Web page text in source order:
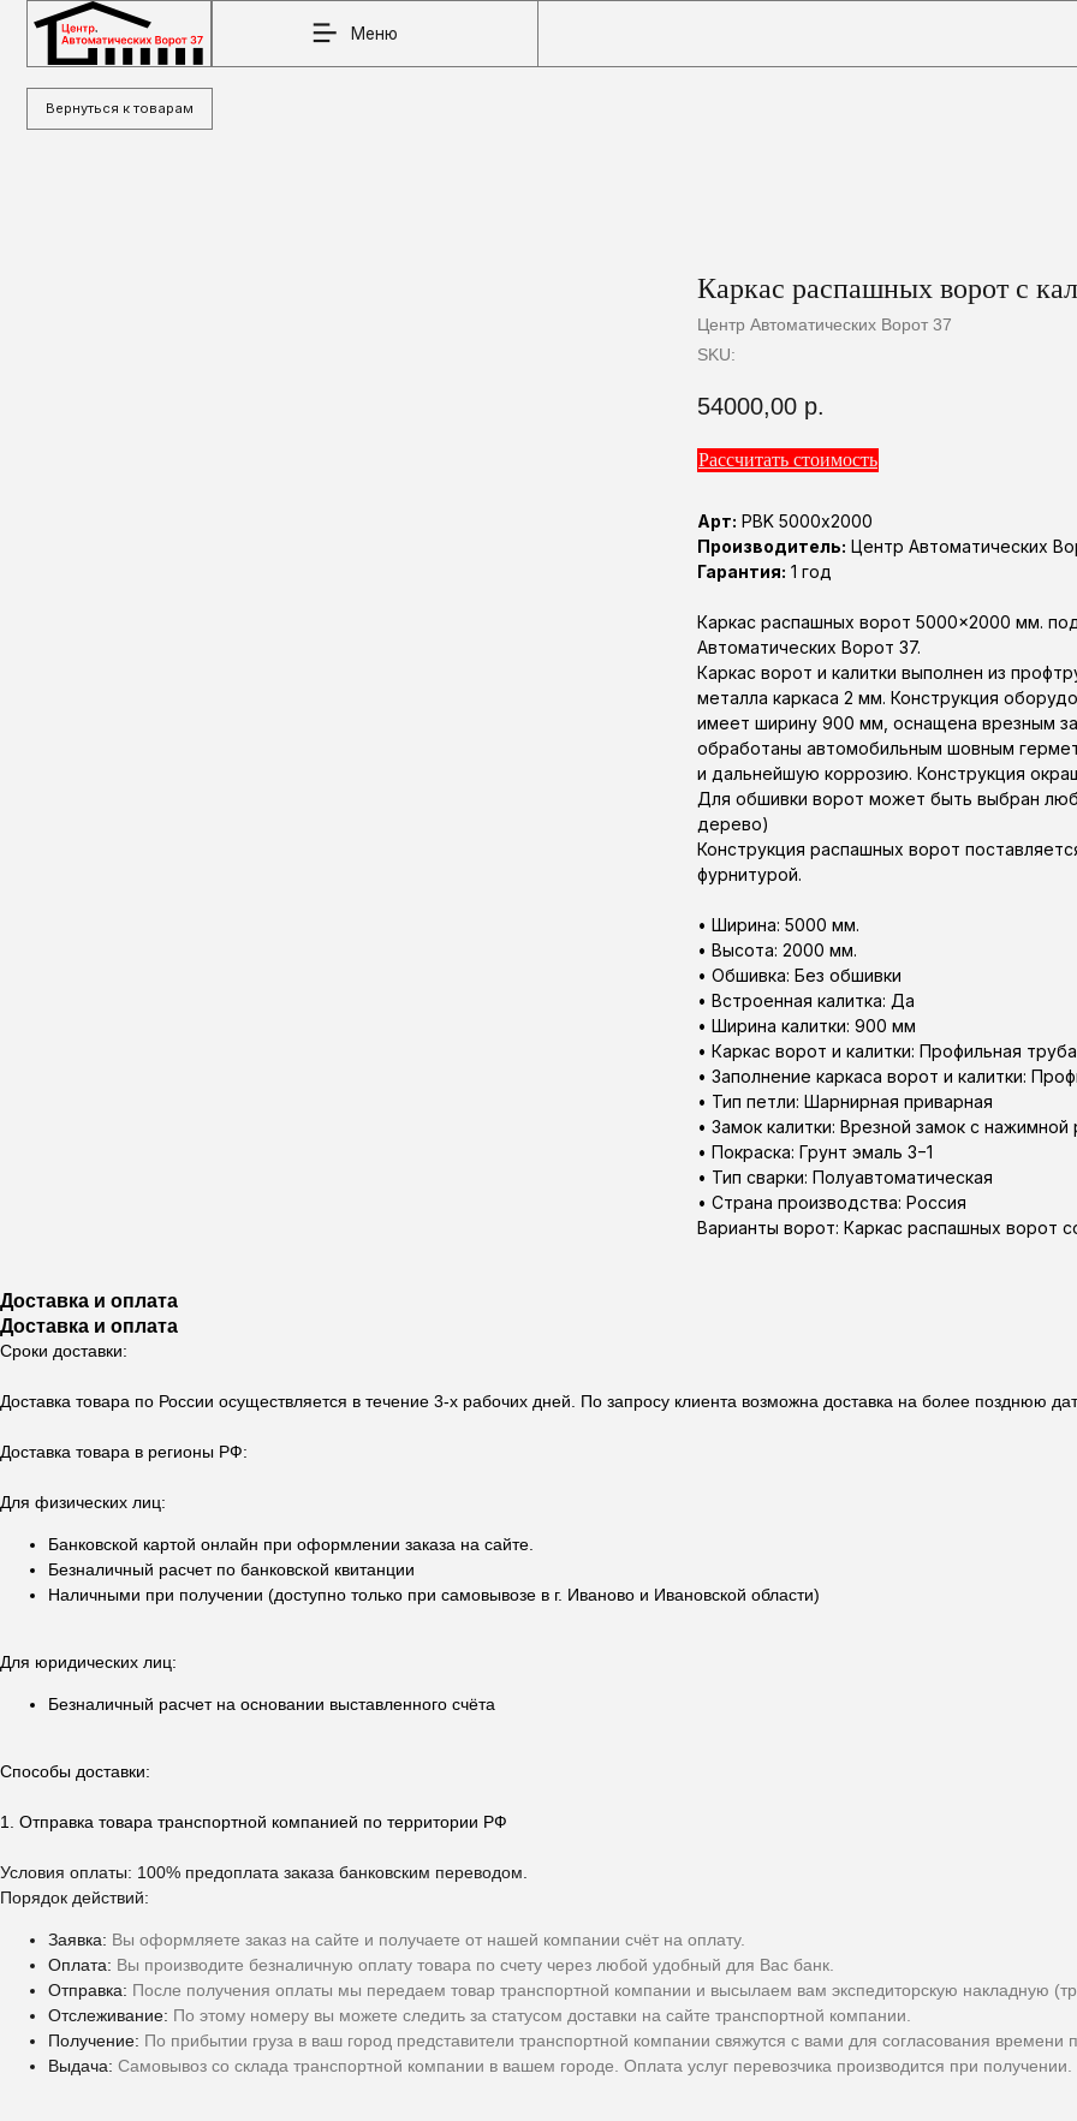
Меню
Каркас распашных ворот с
Центр Автоматических Ворот 37
SKU:
54000,00 р.
Рассчитать стоимость
Арт: РВK 5000х2000
Производитель: Центр Автоматических
Гарантия: 1 год
Каркас распашных ворот 5000×2000 мм.
Автоматических Ворот 37.
Каркас ворот и калитки выполнен из
металла каркаса 2 мм. Конструкция
имеет ширину 900 мм, оснащена врезным
обработаны автомобильным шовным
и дальнейшую коррозию. Конструкция
Для обшивки ворот может быть выбран
дерево)
Конструкция распашных ворот
фурнитурой.
• Ширина: 5000 мм.
• Высота: 2000 мм.
• Обшивка: Без обшивки
• Встроенная калитка: Да
• Ширина калитки: 900 мм
• Каркас ворот и калитки: Профильная
• Заполнение каркаса ворот и калитки:
• Тип петли: Шарнирная приварная
• Замок калитки: Врезной замок с нажимной
• Покраска: Грунт эмаль 3−1
• Тип сварки: Полуавтоматическая
• Страна производства:​ Россия
Варианты ворот: Каркас распашных ворот
Доставка и оплата
Доставка и оплата
Сроки доставки:
Доставка товара по России осуществляется в течение 3-х рабочих дней. По запросу клиента возможна доставка на более позднюю
Доставка товара в регионы РФ:
Для физических лиц:
Банковской картой онлайн при оформлении заказа на сайте.
Безналичный расчет по банковской квитанции
Наличными при получении (доступно только при самовывозе в г. Иваново и Ивановской области)
Для юридических лиц:
Безналичный расчет на основании выставленного счёта
Способы доставки:
1. Отправка товара транспортной компанией по территории РФ
Условия оплаты: 100% предоплата заказа банковским переводом.
Порядок действий:
Заявка: Вы оформляете заказ на сайте и получаете от нашей компании счёт на оплату.
Оплата: Вы производите безналичную оплату товара по счету через любой удобный для Вас банк.
Отправка: После получения оплаты мы передаем товар транспортной компании и высылаем вам экспедиторскую накладную
Отслеживание: По этому номеру вы можете следить за статусом доставки на сайте транспортной компании.
Получение: По прибытии груза в ваш город представители транспортной компании свяжутся с вами для согласования времени
Выдача: Самовывоз со склада транспортной компании в вашем городе. Оплата услуг перевозчика производится при получении.